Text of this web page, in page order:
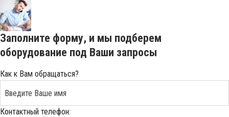
Заполните форму, и мы подберем
оборудование под Ваши запросы
Как к Вам обращаться?
Контактный телефон: